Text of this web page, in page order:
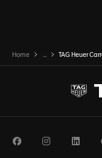
Home ... TAG Heuer
FacebookInstagram